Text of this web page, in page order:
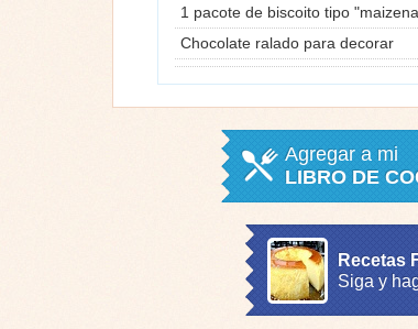
1 pacote de biscoito tipo
Chocolate ralado para decorar
Agregar a mi
LIBRO DE
Recetas
Siga y